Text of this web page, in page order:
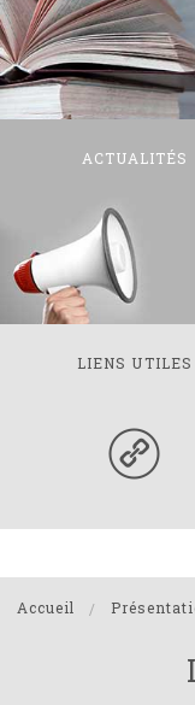
ACTUALITÉS
LIENS UTILES
Accueil